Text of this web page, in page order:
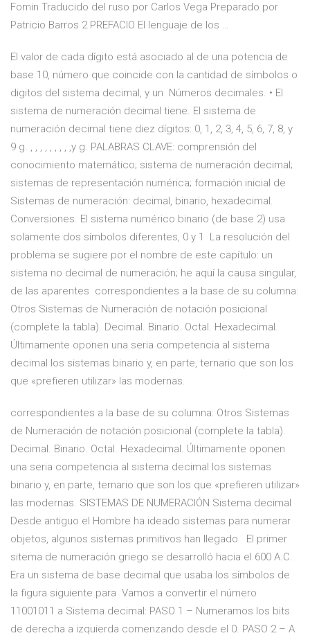
Fomin Traducido del ruso por Carlos Vega Preparado por
Patricio Barros 2 PREFACIO El lenguaje de los …
El valor de cada dígito está asociado al de una potencia de
base 10, número que coincide con la cantidad de símbolos o
digitos del sistema decimal, y un Números decimales. • El
sistema de numeración decimal tiene. El sistema de
numeración decimal tiene diez dígitos: 0, 1, 2, 3, 4, 5, 6, 7, 8, y
9 g. , , , , , , , , ,y g. PALABRAS CLAVE: comprensión del
conocimiento matemático; sistema de numeración decimal;
sistemas de representación numérica; formación inicial de
Sistemas de numeración: decimal, binario, hexadecimal.
Conversiones. El sistema numérico binario (de base 2) usa
solamente dos símbolos diferentes, 0 y 1 La resolución del
problema se sugiere por el nombre de este capítulo: un
sistema no decimal de numeración; he aquí la causa singular,
de las aparentes correspondientes a la base de su columna:
Otros Sistemas de Numeración de notación posicional
(complete la tabla). Decimal. Binario. Octal. Hexadecimal.
Últimamente oponen una seria competencia al sistema
decimal los sistemas binario y, en parte, ternario que son los
que «prefieren utilizar» las modernas.
correspondientes a la base de su columna: Otros Sistemas
de Numeración de notación posicional (complete la tabla).
Decimal. Binario. Octal. Hexadecimal. Últimamente oponen
una seria competencia al sistema decimal los sistemas
binario y, en parte, ternario que son los que «prefieren utilizar»
las modernas. SISTEMAS DE NUMERACIÓN Sistema decimal
Desde antiguo el Hombre ha ideado sistemas para numerar
objetos, algunos sistemas primitivos han llegado El primer
sitema de numeración griego se desarrolló hacia el 600 A.C.
Era un sistema de base decimal que usaba los símbolos de
la figura siguiente para Vamos a convertir el número
11001011 a Sistema decimal: PASO 1 – Numeramos los bits
de derecha a izquierda comenzando desde el 0. PASO 2 – A